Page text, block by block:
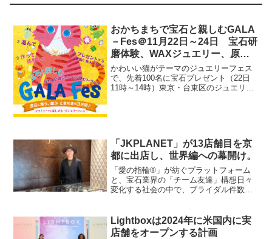
おかちまちで宝石と親しむGALA
－Fes＠11月22日～24日 宝石研
磨体験、WAXジュエリー、原
石・ルース
かわいい猫がテーマのジュエリーフェス
で、先着100名に宝石プレゼント（22日
11時～14時）東京・台東区のジュエリー
「JKPLANET」が13店舗目を京
都に出店し、世界編への幕開け。
「愛の指輪®」が紡ぐプラットフォーム
と、宝石業界の「チーム友達」構想日々
変化する社会の中で、ブライダル件数は
が上昇。ブライダルジュエリーの市場規
模は、なんとか維持してい...
Lightboxは2024年に米国内に実
店舗をオープンする計画